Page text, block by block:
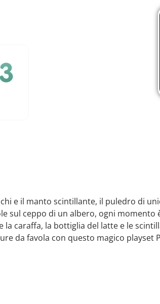
e il manto scintillante, il puledro di
sul ceppo di un albero, ogni momento
la caraffa, la bottiglia del latte e le
da favola con questo magico playset